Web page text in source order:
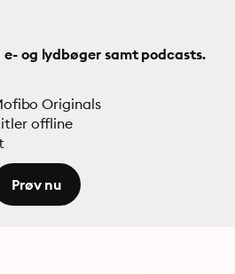
e- og lydbøger samt podcasts.
Originals
offline
Prøv nu